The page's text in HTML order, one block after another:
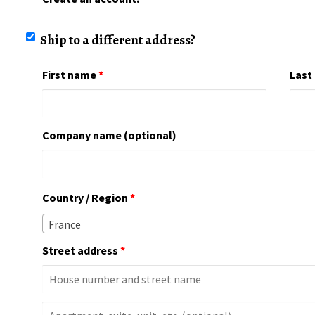
Ship to a different address?
First name* Last
Company name (optional)
Country / Region *
France
Street address *
Apartment,